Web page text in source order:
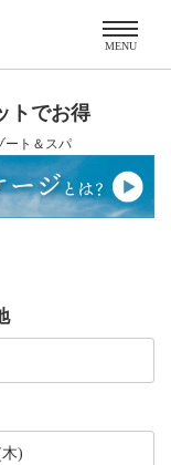
MENU
トでお得
ート＆スパ
)